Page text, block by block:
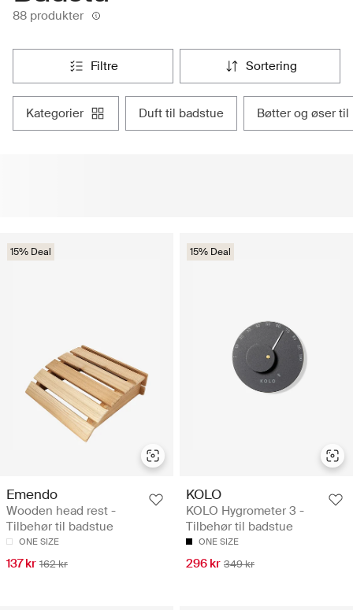
88 produkter
filtre sortering
kategorier duft til badstue bøtter og øser
15% Deal
Emendo
Wooden head rest -
Tilbehør til badstue
ONE SIZE
137 kr 162 kr
15% Deal
KOLO
KOLO Hygrometer 3 -
Tilbehør til badstue
ONE SIZE
296 kr 349 kr